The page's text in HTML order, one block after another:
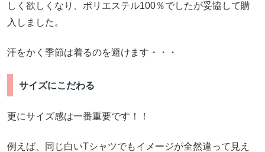
しく欲しくなり、ポリエステル100％でしたが妥協して購
入しました。
汗をかく季節は着るのを避けます・・・
サイズにこだわる
更にサイズ感は一番重要です！！
例えば、同じ白いTシャツでもイメージが全然違って見え